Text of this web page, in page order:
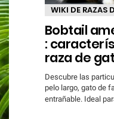
WIKI DE RAZAS
Bobtail
:
raza de
Descubre las
pelo largo, gato de
entrañable. Ideal